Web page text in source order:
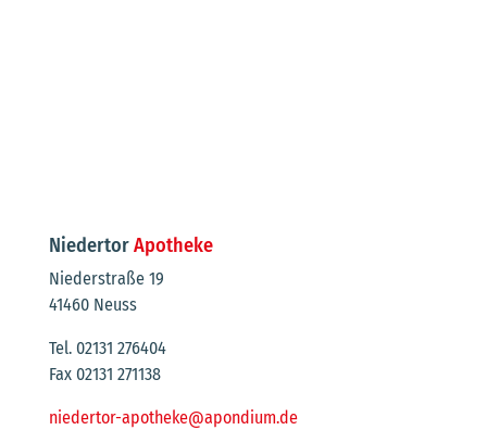
NiedertorApotheke
Niederstraße 19
41460 Neuss
Tel. 02131 276404
Fax 02131 271138
niedertor-apotheke@apondium.de